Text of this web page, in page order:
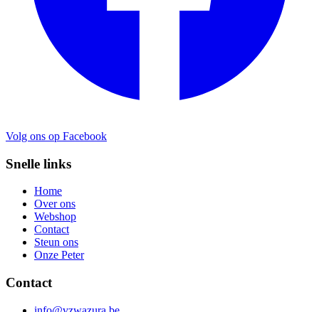
Volg ons op Facebook
Snelle links
Home
Over ons
Webshop
Contact
Steun ons
Onze Peter
Contact